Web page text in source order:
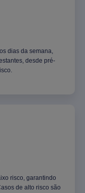
dias da semana,
desde pré-
risco, garantindo
de alto risco são